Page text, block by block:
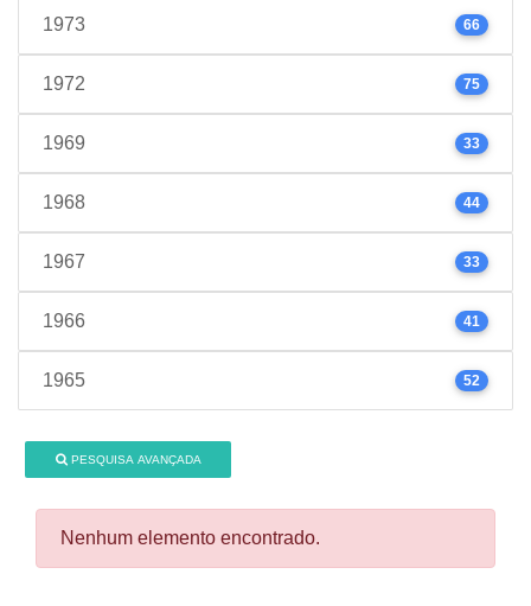
1973 66
1972 75
1969 33
1968 44
1967 33
1966 41
1965 52
PESQUISA AVANÇADA
Nenhum elemento encontrado.